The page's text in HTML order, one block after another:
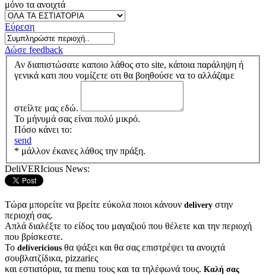
μόνο τα ανοιχτά
Εύρεση
Δώσε feedback
Αν διαπιστώσατε καποιο λάθος στο site, κάποια παράληψη ή
γενικά κατι που νομίζετε οτι θα βοηθούσε να το αλλάζαμε
στείλτε μας εδώ.
Το μήνυμά σας είναι πολύ μικρό.
Πόσο κάνει το:
send
* μάλλον έκανες λάθος την πράξη.
DeliVERIcious News:
Τώρα μπορείτε να βρείτε εύκολα ποιοι κάνουν delivery στην
περιοχή σας.
Απλά διαλέξτε το είδος του μαγαζιού που θέλετε και την περιοχή
που βρίσκεστε.
Το delivericious θα ψάξει και θα σας επιστρέψει τα ανοιχτά
σουβλατζίδικα, pizzariες
και εστιατόρια, τα menu τους και τα τηλέφωνά τους. Καλή σας